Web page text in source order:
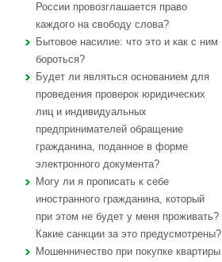
России провозглашается право
каждого на свободу слова?
Бытовое насилие: что это и как с ним
бороться?
Будет ли являться основанием для
проведения проверок юридических
лиц и индивидуальных
предпринимателей обращение
гражданина, поданное в форме
электронного документа?
Могу ли я прописать к себе
иностранного гражданина, который
при этом не будет у меня проживать?
Какие санкции за это предусмотрены?
Мошенничество при покупке квартиры